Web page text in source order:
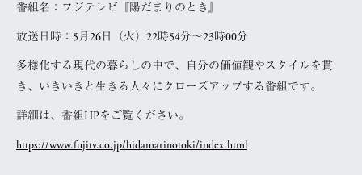
番組名：フジテレビ『陽だまりのとき』
放送日時：5月26日（火）22時54分～23時00分
多様化する現代の暮らしの中で、自分の価値観やスタイルを貫
き、いきいきと生きる人々にクローズアップする番組です。
詳細は、番組HPをご覧ください。
https://www.fujitv.co.jp/hidamarinotoki/index.html